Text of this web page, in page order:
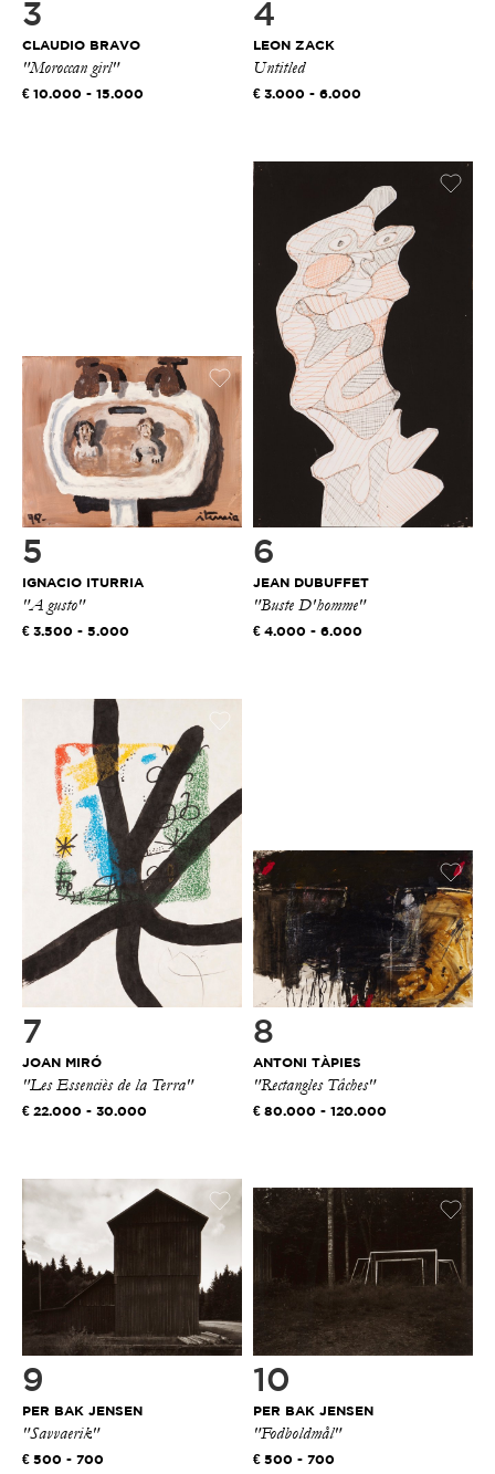
3
CLAUDIO BRAVO
"Moroccan girl"
10.000 - 15.000
4
LEON ZACK
Untitled
3.000 - 6.000
5
IGNACIO ITURRIA
"A gusto"
3.500 - 5.000
6
JEAN DUBUFFET
"Buste D'homme"
4.000 - 6.000
7
JOAN MIRÓ
"Les Essenciès de la Terra"
22.000 - 30.000
8
ANTONI TÀPIES
"Rectangles Tâches"
80.000 - 120.000
9
PER BAK JENSEN
"Savvaerik"
500 - 700
10
PER BAK JENSEN
"Fodboldmål"
500 - 700